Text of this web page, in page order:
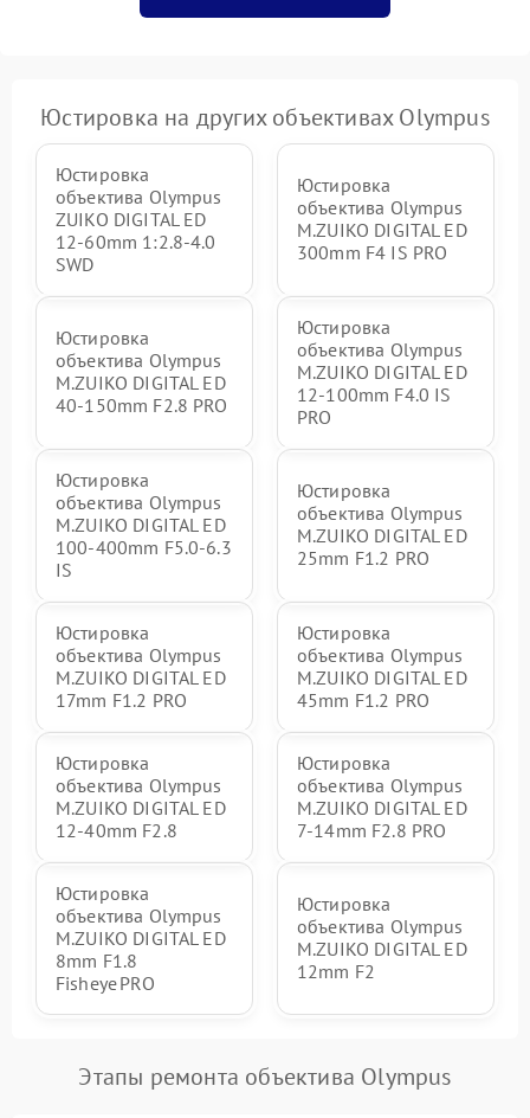
Юстировка на других объективах Olympus
Юстировка
объектива Olympus
ZUIKO DIGITAL ED
12-60mm 1:2.8-4.0
SWD
Юстировка
объектива Olympus
M.ZUIKO DIGITAL ED
300mm F4 IS PRO
Юстировка
объектива Olympus
M.ZUIKO DIGITAL ED
40-150mm F2.8 PRO
Юстировка
объектива Olympus
M.ZUIKO DIGITAL ED
12‑100mm F4.0 IS
PRO
Юстировка
объектива Olympus
M.ZUIKO DIGITAL ED
100-400mm F5.0-6.3
IS
Юстировка
объектива Olympus
M.ZUIKO DIGITAL ED
25mm F1.2 PRO
Юстировка
объектива Olympus
M.ZUIKO DIGITAL ED
17mm F1.2 PRO
Юстировка
объектива Olympus
M.ZUIKO DIGITAL ED
45mm F1.2 PRO
Юстировка
объектива Olympus
M.ZUIKO DIGITAL ED
12-40mm F2.8
Юстировка
объектива Olympus
M.ZUIKO DIGITAL ED
7-14mm F2.8 PRO
Юстировка
объектива Olympus
M.ZUIKO DIGITAL ED
8mm F1.8
Fisheye PRO
Юстировка
объектива Olympus
M.ZUIKO DIGITAL ED
12mm F2
Этапы ремонта объектива Olympus